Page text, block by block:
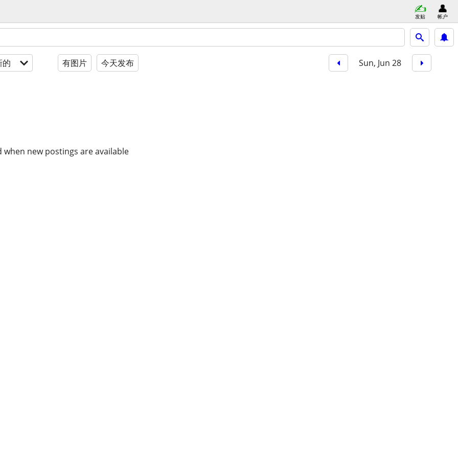
发贴 帐户
的 有图片 今天发布 Sun, Jun 28
new postings are available